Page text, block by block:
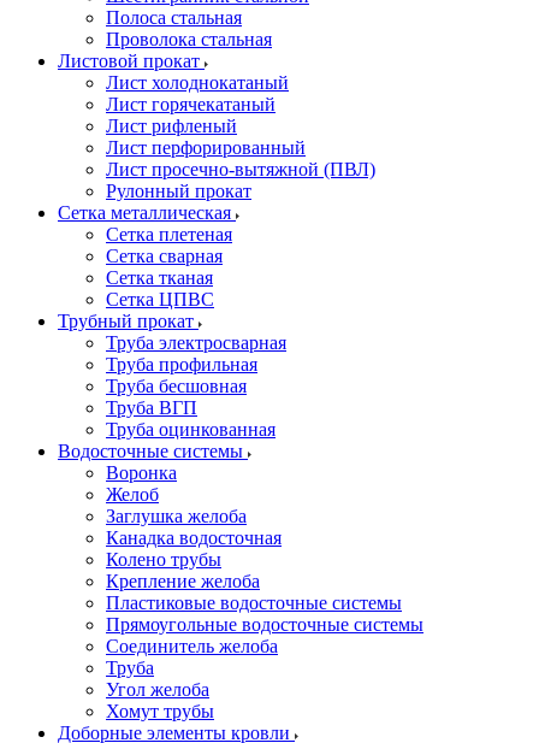
Полоса стальная
Проволока стальная
Листовой прокат
Лист холоднокатаный
Лист горячекатаный
Лист рифленый
Лист перфорированный
Лист просечно-вытяжной (ПВЛ)
Рулонный прокат
Сетка металлическая
Сетка плетеная
Сетка сварная
Сетка тканая
Сетка ЦПВС
Трубный прокат
Труба электросварная
Труба профильная
Труба бесшовная
Труба ВГП
Труба оцинкованная
Водосточные системы
Воронка
Желоб
Заглушка желоба
Канадка водосточная
Колено трубы
Крепление желоба
Пластиковые водосточные системы
Прямоугольные водосточные системы
Соединитель желоба
Труба
Угол желоба
Хомут трубы
Доборные элементы кровли